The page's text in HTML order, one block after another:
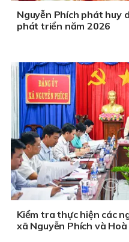
Nguyễn Phích phát huy
phát triển năm 2026
Kiểm tra thực hiện các
xã Nguyễn Phích và